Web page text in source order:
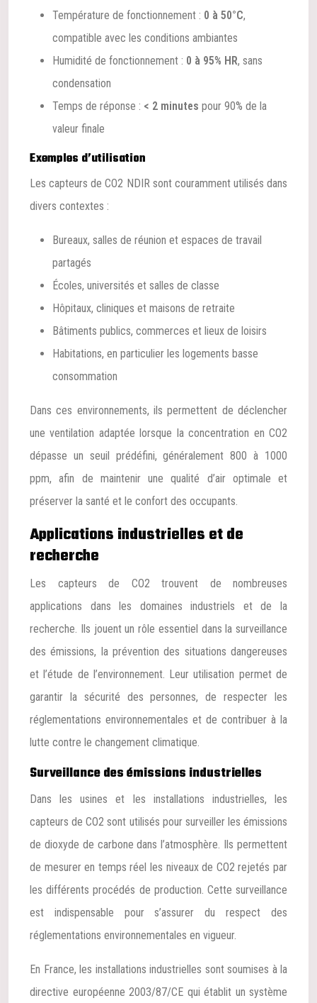
Température de fonctionnement : 0 à 50°C,
compatible avec les conditions ambiantes
Humidité de fonctionnement : 0 à 95% HR, sans
condensation
Temps de réponse : < 2 minutes pour 90% de la
valeur finale
Exemples d’utilisation
Les capteurs de CO2 NDIR sont couramment utilisés dans
divers contextes :
Bureaux, salles de réunion et espaces de travail
partagés
Écoles, universités et salles de classe
Hôpitaux, cliniques et maisons de retraite
Bâtiments publics, commerces et lieux de loisirs
Habitations, en particulier les logements basse
consommation
Dans ces environnements, ils permettent de déclencher
une ventilation adaptée lorsque la concentration en CO2
dépasse un seuil prédéfini, généralement 800 à 1000
ppm, afin de maintenir une qualité d’air optimale et
préserver la santé et le confort des occupants.
Applications industrielles et de
recherche
Les capteurs de CO2 trouvent de nombreuses
applications dans les domaines industriels et de la
recherche. Ils jouent un rôle essentiel dans la surveillance
des émissions, la prévention des situations dangereuses
et l’étude de l’environnement. Leur utilisation permet de
garantir la sécurité des personnes, de respecter les
réglementations environnementales et de contribuer à la
lutte contre le changement climatique.
Surveillance des émissions industrielles
Dans les usines et les installations industrielles, les
capteurs de CO2 sont utilisés pour surveiller les émissions
de dioxyde de carbone dans l’atmosphère. Ils permettent
de mesurer en temps réel les niveaux de CO2 rejetés par
les différents procédés de production. Cette surveillance
est indispensable pour s’assurer du respect des
réglementations environnementales en vigueur.
En France, les installations industrielles sont soumises à la
directive européenne 2003/87/CE qui établit un système